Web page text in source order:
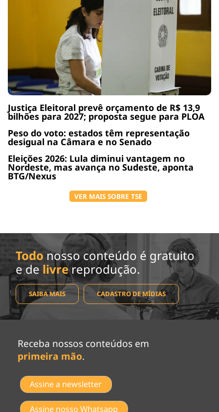
Justiça Eleitoral prevê orçamento de R$ 13,9
bilhões para 2027; proposta segue para PLOA
Peso do voto: estados têm representação
desigual na Câmara e no Senado
Eleições 2026: Lula diminui vantagem no
Nordeste, mas avança no Sudeste, aponta
BTG/Nexus
VER MAIS SOBRE TSE
Todo nosso conteúdo é gratuito
e de livrereprodução.
SAIBA MAIS CADASTRO DE MÍDIAS
Receba nossos conteúdos em
primeira mão.
Assine a newsletter
Assine nosso Whatsapp